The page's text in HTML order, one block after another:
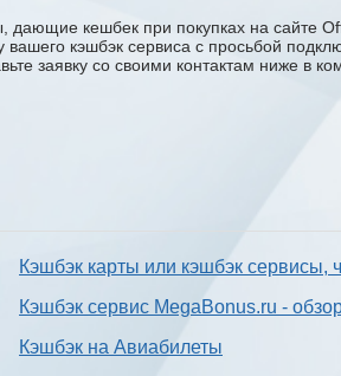
кешбек при покупках на сайте
кэшбэк сервиса с проcьбой
заявку со своими контактам ниже
Кэшбэк карты или кэшбэк сервисы,
Кэшбэк сервис MegaBonus.ru -
Кэшбэк на Авиабилеты